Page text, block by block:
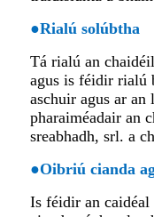
●Rialú solúbtha
Tá rialú an
agus is féidir rialú
aschuir agus ar an
pharaiméadair an
sreabhadh, srl. a
●Oibriú cianda
Is féidir an